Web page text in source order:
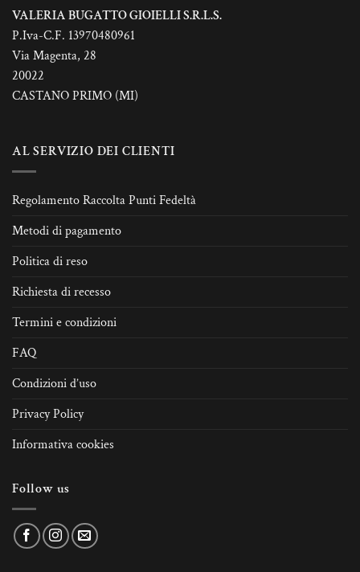
VALERIA BUGATTO GIOIELLI S.R.L.S.
P.Iva-C.F. 13970480961
Via Magenta, 28
20022
CASTANO PRIMO (MI)
AL SERVIZIO DEI CLIENTI
Regolamento Raccolta Punti Fedeltà
Metodi di pagamento
Politica di reso
Richiesta di recesso
Termini e condizioni
FAQ
Condizioni d’uso
Privacy Policy
Informativa cookies
Follow us